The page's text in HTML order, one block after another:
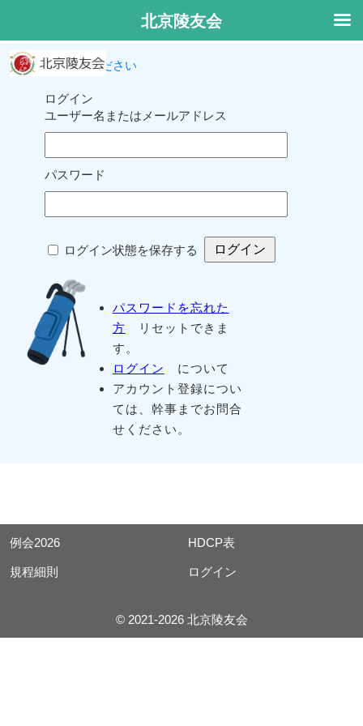
ログインしてください
ログイン
ユーザー名またはメールアドレス
パスワード
ログイン状態を保存する
パスワードを忘れた
方 リセットできま
す。
ログイン
について
アカウント登録につい
ては、幹事までお問合
せください。
例会2026 HDCP表
規程細則 ログイン
© 2021-2026 北京陵友会
北京陵友会